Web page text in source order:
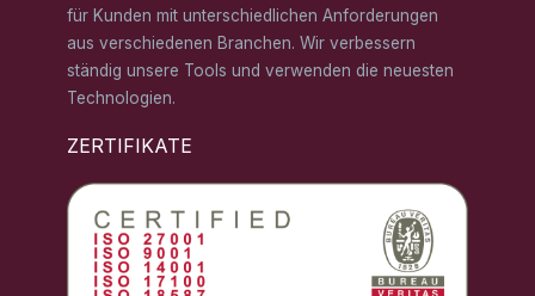
für Kunden mit unterschiedlichen Anforderungen
aus verschiedenen Branchen. Wir verbessern
ständig unsere Tools und verwenden die neuesten
Technologien.
ZERTIFIKATE